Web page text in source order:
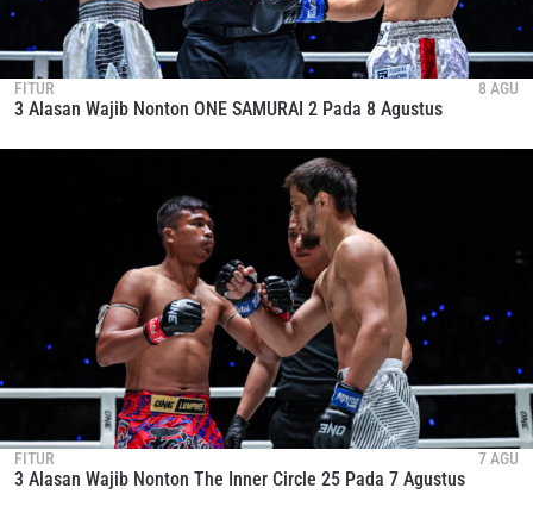
FITUR 8 AGU
3 Alasan Wajib Nonton ONE SAMURAI 2 Pada 8 Agustus
FITUR 7 AGU
3 Alasan Wajib Nonton The Inner Circle 25 Pada 7 Agustus